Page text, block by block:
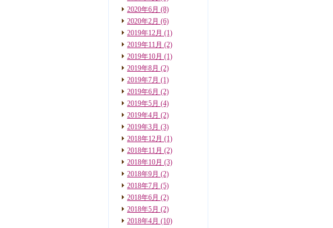
2020年6月 (8)
2020年2月 (6)
2019年12月 (1)
2019年11月 (2)
2019年10月 (1)
2019年8月 (2)
2019年7月 (1)
2019年6月 (2)
2019年5月 (4)
2019年4月 (2)
2019年3月 (3)
2018年12月 (1)
2018年11月 (2)
2018年10月 (3)
2018年9月 (2)
2018年7月 (5)
2018年6月 (2)
2018年5月 (2)
2018年4月 (10)